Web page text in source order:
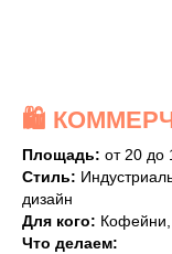
🛍️
Площадь: от 20 до
Стиль:
дизайн
Для кого:
Что делаем: